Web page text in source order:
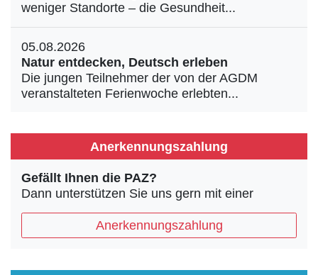
weniger Standorte – die Gesundheit...
05.08.2026
Natur entdecken, Deutsch erleben
Die jungen Teilnehmer der von der AGDM
veranstalteten Ferienwoche erlebten...
Anerkennungszahlung
Gefällt Ihnen die PAZ?
Dann unterstützen Sie uns gern mit einer
Anerkennungszahlung